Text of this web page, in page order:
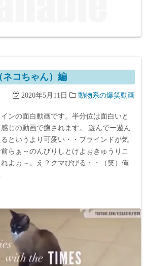
コちゃん）編
2020年5月11日 動物系の爆笑動画
ンの面白動画です。半分位は面白いと
じの動画で癒されます。 遊んでー遊ん
というより可愛い・・ブラインドが気
らぁ～のんびりしとけよぉきゅうりこ
よぉ～。え？クマびびる・・（笑）俺